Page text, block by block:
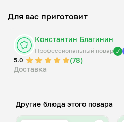
Для вас приготовит
Константин Благинин
Профессиональный повар
5.0
(78)
Доставка
Другие блюда этого повара